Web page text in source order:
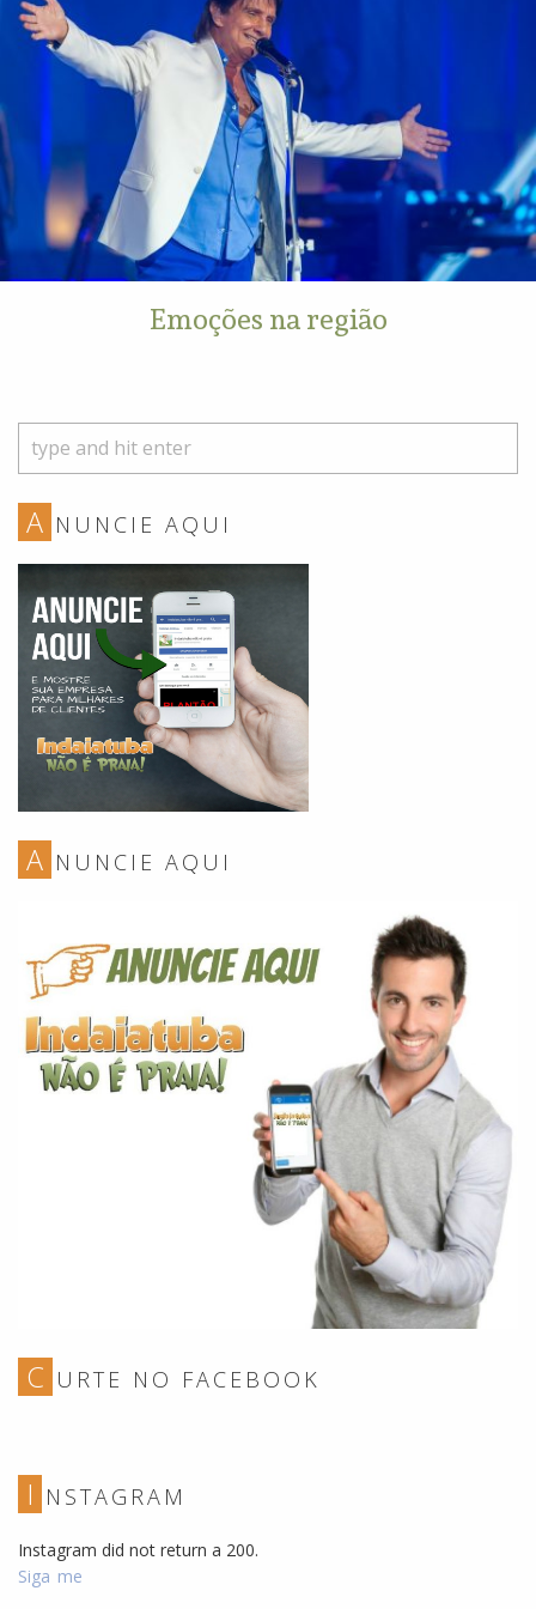
Emoções na região
A NUNCIE AQUI
A NUNCIE AQUI
C URTE NO FACEBOOK
I NSTAGRAM
Instagram did not return a 200.
Siga me